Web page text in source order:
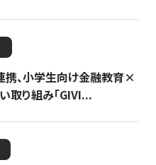
携、小学生向け金融教育×
取り組み「GIVI...